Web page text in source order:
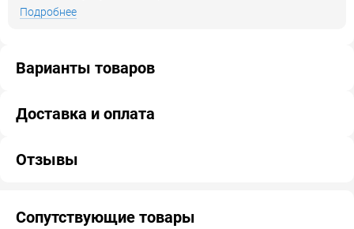
Подробнее
Варианты товаров
Доставка и оплата
Отзывы
Сопутствующие товары